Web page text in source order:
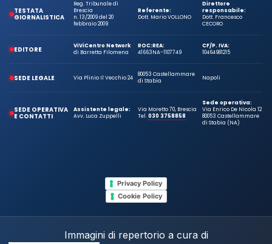
TESTATA
GIORNALISTICA
Reg. Tribunale di
Brescia
n. 13/2009 del 20
febbraio 2009
Referente:
Dott. Mario VOLLONO
Direttore
responsabile:
Dott. Francesco
CECORO
EDITORE
ViViCentro Network
di Barretta Filomena
ROC:
41663
REA:
NA-1107749
CF/P. IVA:
10464981215
SEDE LEGALE Via Plinio Il Vecchio 24
80053 Castellammare
di Stabia
Napoli
SEDE OPERATIVA
E CONTATTI
Assistente legale:
Avv. Luca Zuppelli
Via Moretto 70, Brescia
Tel.030 3758858
Sede operativa:
Via Enrico De Nicola 12
80053 Castellammare
di Stabia (NA)
Privacy Policy
Cookie Policy
Immagini di repertorio a cura di